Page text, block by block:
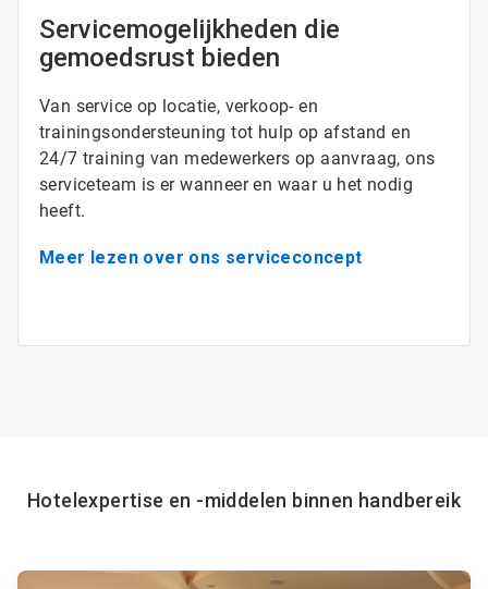
Servicemogelijkheden die
gemoedsrust bieden
Van service op locatie, verkoop- en
trainingsondersteuning tot hulp op afstand en
24/7 training van medewerkers op aanvraag, ons
serviceteam is er wanneer en waar u het nodig
heeft.
Meer lezen over ons serviceconcept
Hotelexpertise en -middelen binnen handbereik
A